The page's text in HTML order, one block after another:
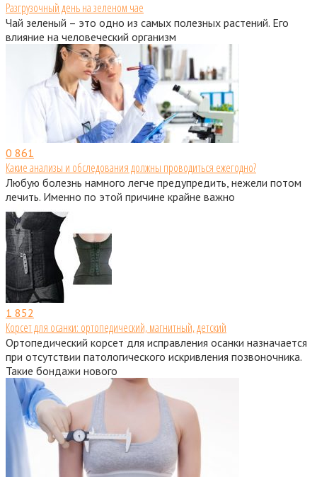
Разгрузочный день на зеленом чае
Чай зеленый – это одно из самых полезных растений. Его
влияние на человеческий организм
0 861
Какие анализы и обследования должны проводиться ежегодно?
Любую болезнь намного легче предупредить, нежели потом
лечить. Именно по этой причине крайне важно
1 852
Корсет для осанки: ортопедический, магнитный, детский
Ортопедический корсет для исправления осанки назначается
при отсутствии патологического искривления позвоночника.
Такие бондажи нового